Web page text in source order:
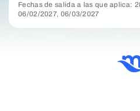
Fechas de salida a las que aplica:
06/02/2027, 06/03/2027